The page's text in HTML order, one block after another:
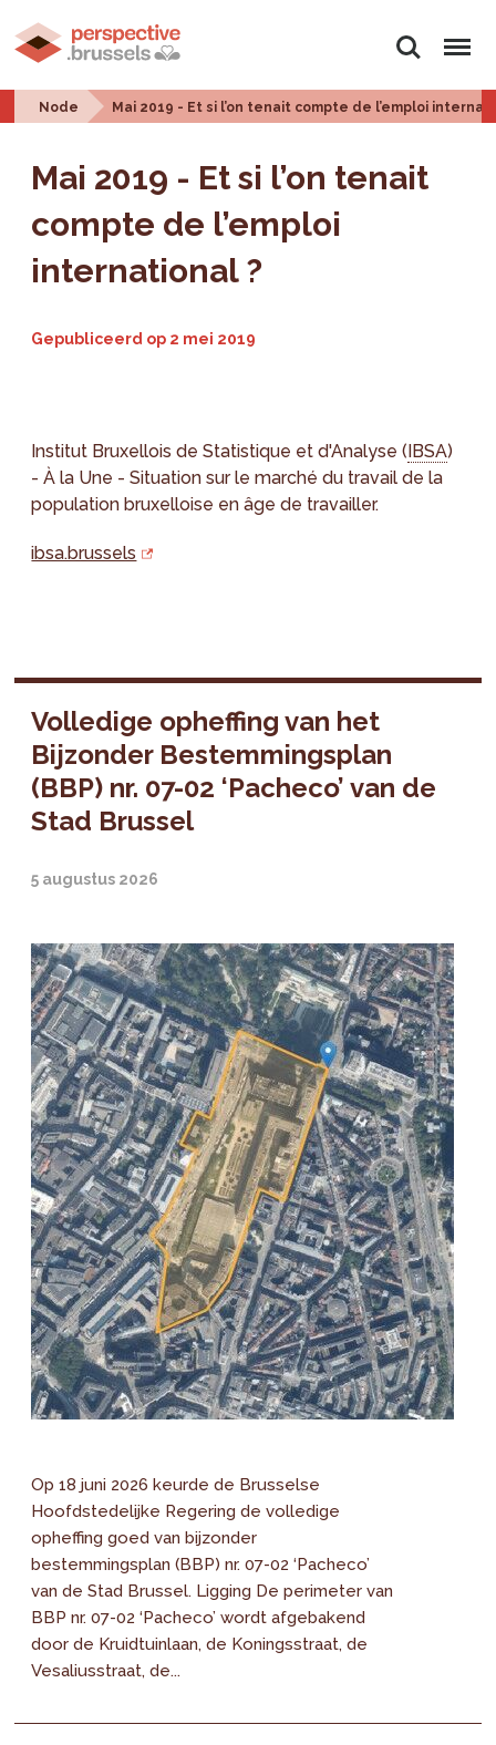
Zoeken Menu
Node Mai 2019 - Et si l’on tenait compte de l’emploi
Mai 2019 - Et si l’on tenait
compte de l’emploi
international ?
Gepubliceerd op 2 mei 2019
Institut Bruxellois de Statistique et d'Analyse (IBSA)
- À la Une - Situation sur le marché du travail de la
population bruxelloise en âge de travailler.
ibsa.brussels
Volledige opheffing van het
Bijzonder Bestemmingsplan
(BBP) nr. 07-02 ‘Pacheco’ van de
Stad Brussel
5 augustus 2026
Op 18 juni 2026 keurde de Brusselse
Hoofdstedelijke Regering de volledige
opheffing goed van bijzonder
bestemmingsplan (BBP) nr. 07-02 ‘Pacheco’
van de Stad Brussel. Ligging De perimeter van
BBP nr. 07-02 ‘Pacheco’ wordt afgebakend
door de Kruidtuinlaan, de Koningsstraat, de
Vesaliusstraat, de...